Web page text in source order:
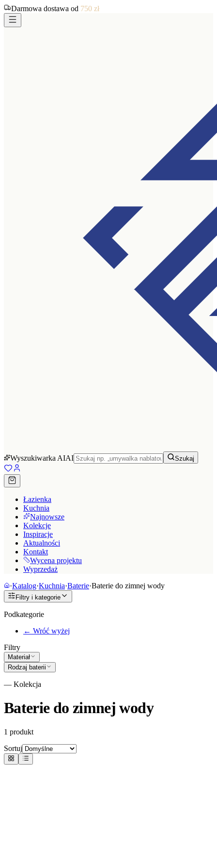
Darmowa dostawa od 750 zł
Wyszukiwarka AIAI Szukaj
Łazienka
Kuchnia
Najnowsze
Kolekcje
Inspiracje
Aktualności
Kontakt
Wycena projektu
Wyprzedaż
·Katalog·Kuchnia·Baterie·Baterie do zimnej wody
Filtry i kategorie
Podkategorie
← Wróć wyżej
Filtry
Materiał
Rodzaj baterii
— Kolekcja
Baterie do zimnej wody
1 produkt
Sortuj